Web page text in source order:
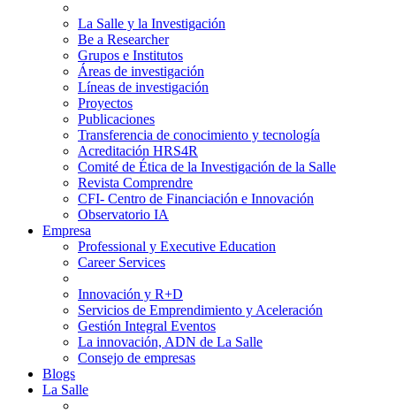
La Salle y la Investigación
Be a Researcher
Grupos e Institutos
Áreas de investigación
Líneas de investigación
Proyectos
Publicaciones
Transferencia de conocimiento y tecnología
Acreditación HRS4R
Comité de Ética de la Investigación de la Salle
Revista Comprendre
CFI- Centro de Financiación e Innovación
Observatorio IA
Empresa
Professional y Executive Education
Career Services
Innovación y R+D
Servicios de Emprendimiento y Aceleración
Gestión Integral Eventos
La innovación, ADN de La Salle
Consejo de empresas
Blogs
La Salle